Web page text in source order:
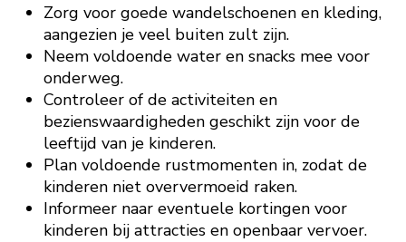
Zorg voor goede wandelschoenen en kleding,
aangezien je veel buiten zult zijn.
Neem voldoende water en snacks mee voor
onderweg.
Controleer of de activiteiten en
bezienswaardigheden geschikt zijn voor de
leeftijd van je kinderen.
Plan voldoende rustmomenten in, zodat de
kinderen niet oververmoeid raken.
Informeer naar eventuele kortingen voor
kinderen bij attracties en openbaar vervoer.